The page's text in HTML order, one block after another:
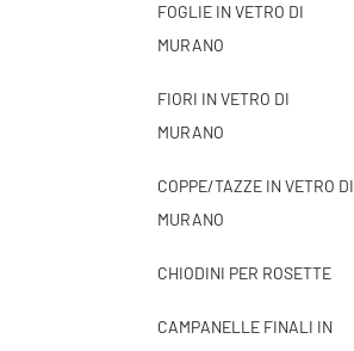
FOGLIE IN VETRO DI
MURANO
FIORI IN VETRO DI
MURANO
COPPE/TAZZE IN VETRO DI
MURANO
CHIODINI PER ROSETTE
CAMPANELLE FINALI IN